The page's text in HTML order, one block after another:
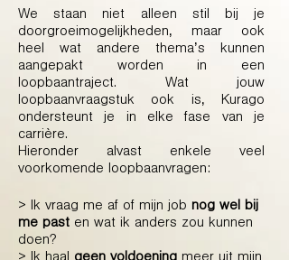
We staan niet alleen stil bij je
doorgroeimogelijkheden, maar ook
heel wat andere thema’s kunnen
aangepakt worden in een
loopbaantraject. Wat jouw
loopbaanvraagstuk ook is, Kurago
ondersteunt je in elke fase van je
carrière.
Hieronder alvast enkele veel
voorkomende loopbaanvragen:
> Ik vraag me af of mijn job nog wel bij
me past en wat ik anders zou kunnen
doen?